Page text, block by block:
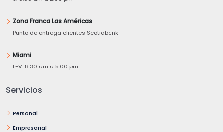
Zona Franca Las Américas
Punto de entrega clientes Scotiabank
Miami
L-V: 8:30 am a 5:00 pm
Servicios
Personal
Empresarial